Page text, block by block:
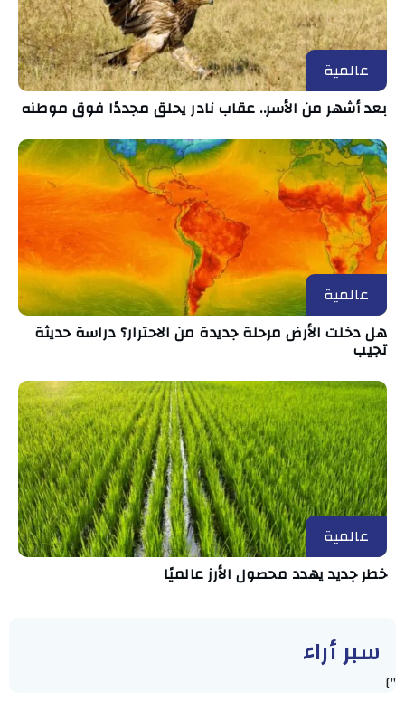
عالمية
بعد أشهر من الأسر.. عقاب نادر يحلق مجددًا فوق موطنه
عالمية
هل دخلت الأرض مرحلة جديدة من الاحترار؟ دراسة حديثة
تجيب
عالمية
خطر جديد يهدد محصول الأرز عالميًا
سبر أراء
"]